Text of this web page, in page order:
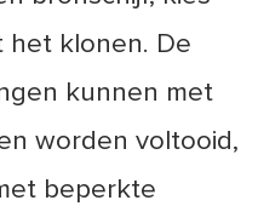
het klonen. De
kunnen met
worden voltooid,
beperkte